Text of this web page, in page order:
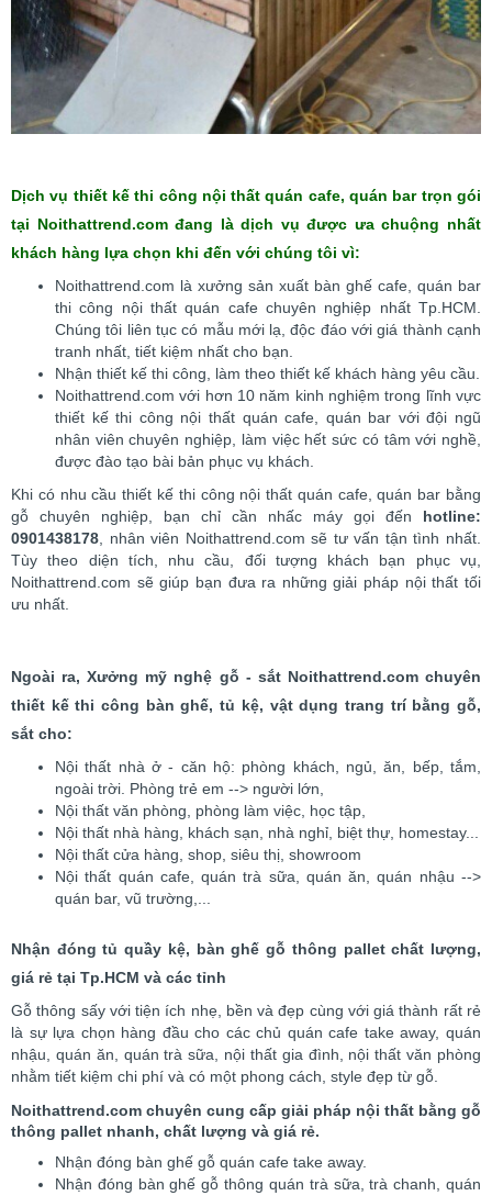
Dịch vụ thiết kế thi công nội thất quán cafe, quán bar trọn gói
tại Noithattrend.com đang là dịch vụ được ưa chuộng nhất
khách hàng lựa chọn khi đến với chúng tôi vì:
Noithattrend.com là xưởng sản xuất bàn ghế cafe, quán bar
thi công nội thất quán cafe chuyên nghiệp nhất Tp.HCM.
Chúng tôi liên tục có mẫu mới lạ, độc đáo với giá thành cạnh
tranh nhất, tiết kiệm nhất cho bạn.
Nhận thiết kế thi công, làm theo thiết kế khách hàng yêu cầu.
Noithattrend.com với hơn 10 năm kinh nghiệm trong lĩnh vực
thiết kế thi công nội thất quán cafe, quán bar với đội ngũ
nhân viên chuyên nghiệp, làm việc hết sức có tâm với nghề,
được đào tạo bài bản phục vụ khách.
Khi có nhu cầu thiết kế thi công nội thất quán cafe, quán bar bằng
gỗ chuyên nghiệp, bạn chỉ cần nhấc máy gọi đến hotline:
0901438178, nhân viên Noithattrend.com sẽ tư vấn tận tình nhất.
Tùy theo diện tích, nhu cầu, đối tượng khách bạn phục vụ,
Noithattrend.com sẽ giúp bạn đưa ra những giải pháp nội thất tối
ưu nhất.
Ngoài ra, Xưởng mỹ nghệ gỗ - sắt Noithattrend.com chuyên
thiết kế thi công bàn ghế, tủ kệ, vật dụng trang trí bằng gỗ,
sắt cho:
Nội thất nhà ở - căn hộ: phòng khách, ngủ, ăn, bếp, tắm,
ngoài trời. Phòng trẻ em --> người lớn,
Nội thất văn phòng, phòng làm việc, học tập,
Nội thất nhà hàng, khách sạn, nhà nghỉ, biệt thự, homestay...
Nội thất cửa hàng, shop, siêu thị, showroom
Nội thất quán cafe, quán trà sữa, quán ăn, quán nhậu -->
quán bar, vũ trường,...
Nhận đóng tủ quầy kệ, bàn ghế gỗ thông pallet chất lượng,
giá rẻ tại Tp.HCM và các tỉnh
Gỗ thông sấy với tiện ích nhẹ, bền và đẹp cùng với giá thành rất rẻ
là sự lựa chọn hàng đầu cho các chủ quán cafe take away, quán
nhậu, quán ăn, quán trà sữa, nội thất gia đình, nội thất văn phòng
nhằm tiết kiệm chi phí và có một phong cách, style đẹp từ gỗ.
Noithattrend.com chuyên cung cấp giải pháp nội thất bằng gỗ
thông pallet nhanh, chất lượng và giá rẻ.
Nhận đóng bàn ghế gỗ quán cafe take away.
Nhận đóng bàn ghế gỗ thông quán trà sữa, trà chanh, quán